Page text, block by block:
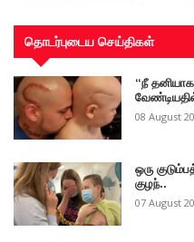
தொடர்புடைய செய்திகள்
“நீ
08 August
ஒரு
குழந்..
07 August